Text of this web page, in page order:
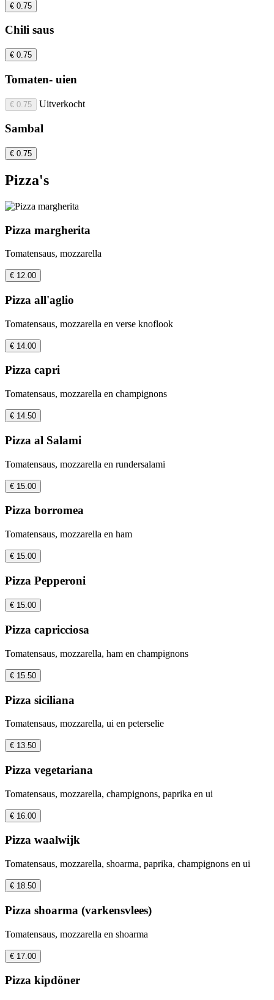
€ 0.75
Chili saus
€ 0.75
Tomaten- uien
€ 0.75 Uitverkocht
Sambal
€ 0.75
Pizza's
Pizza margherita
Tomatensaus, mozzarella
€ 12.00
Pizza all'aglio
Tomatensaus, mozzarella en verse knoflook
€ 14.00
Pizza capri
Tomatensaus, mozzarella en champignons
€ 14.50
Pizza al Salami
Tomatensaus, mozzarella en rundersalami
€ 15.00
Pizza borromea
Tomatensaus, mozzarella en ham
€ 15.00
Pizza Pepperoni
€ 15.00
Pizza capricciosa
Tomatensaus, mozzarella, ham en champignons
€ 15.50
Pizza siciliana
Tomatensaus, mozzarella, ui en peterselie
€ 13.50
Pizza vegetariana
Tomatensaus, mozzarella, champignons, paprika en ui
€ 16.00
Pizza waalwijk
Tomatensaus, mozzarella, shoarma, paprika, champignons en ui
€ 18.50
Pizza shoarma (varkensvlees)
Tomatensaus, mozzarella en shoarma
€ 17.00
Pizza kipdöner